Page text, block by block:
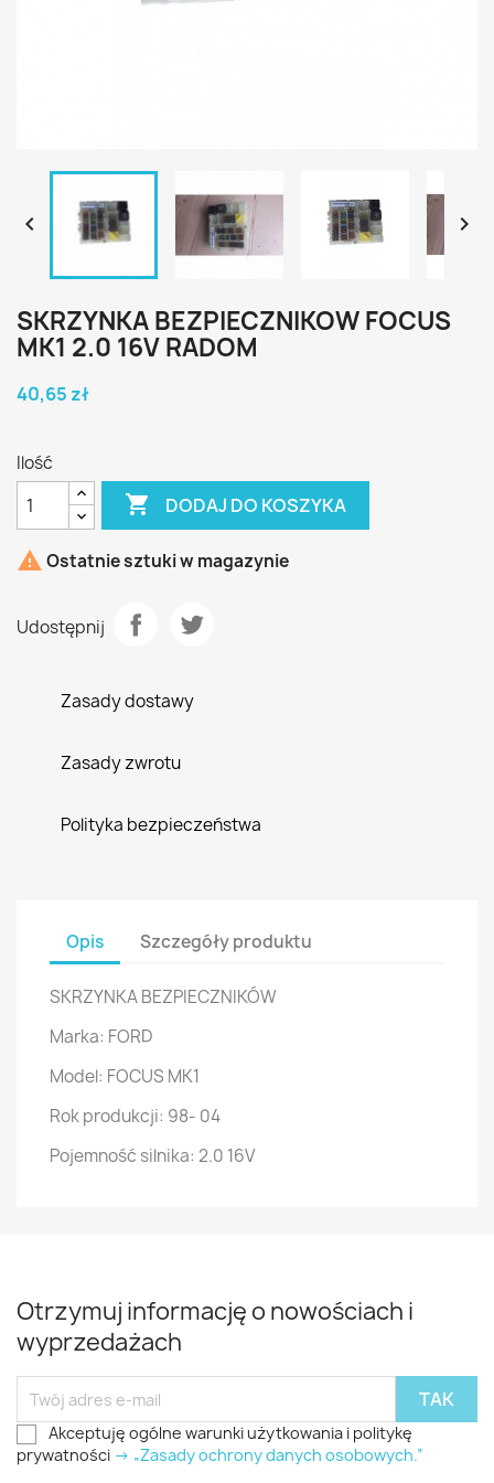
 
SKRZYNKA BEZPIECZNIKOW FOCUS
MK1 2.0 16V RADOM
40,65 zł
Ilość
 DODAJ DO KOSZYKA
 Ostatnie sztuki w magazynie
Udostępnij
Zasady dostawy
Zasady zwrotu
Polityka bezpieczeństwa
Opis Szczegóły produktu
SKRZYNKA BEZPIECZNIKÓW
Marka: FORD
Model: FOCUS MK1
Rok produkcji: 98- 04
Pojemność silnika: 2.0 16V
Otrzymuj informację o nowościach i
wyprzedażach
Akceptuję ogólne warunki użytkowania i politykę
prywatności -> „Zasady ochrony danych osobowych.”